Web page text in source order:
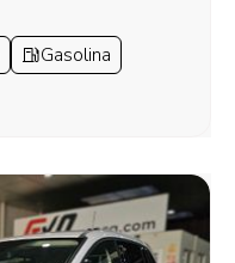
Gasolina